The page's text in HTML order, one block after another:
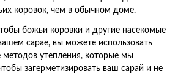
коровок, чем в обычном доме.
божьи коровки и другие насекомые
сарае, вы можете использовать
методов утепления, которые мы
загерметизировать ваш сарай и не